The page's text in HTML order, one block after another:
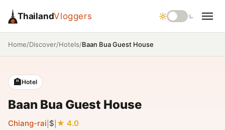
ThailandVloggers
Home/Discover/Hotels/Baan Bua Guest House
🏨Hotel
Baan Bua Guest House
Chiang-rai $ 4.0